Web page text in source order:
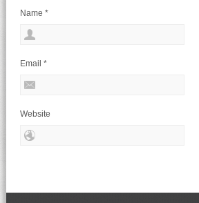
Name *
Email *
Website